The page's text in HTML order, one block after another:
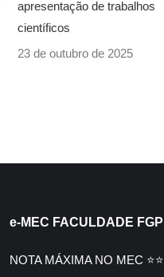
apresentação de trabalhos
científicos
23 de outubro de 2025
e-MEC FACULDADE FGP
NOTA MÁXIMA NO MEC